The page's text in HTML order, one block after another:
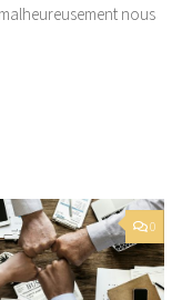
nous
0